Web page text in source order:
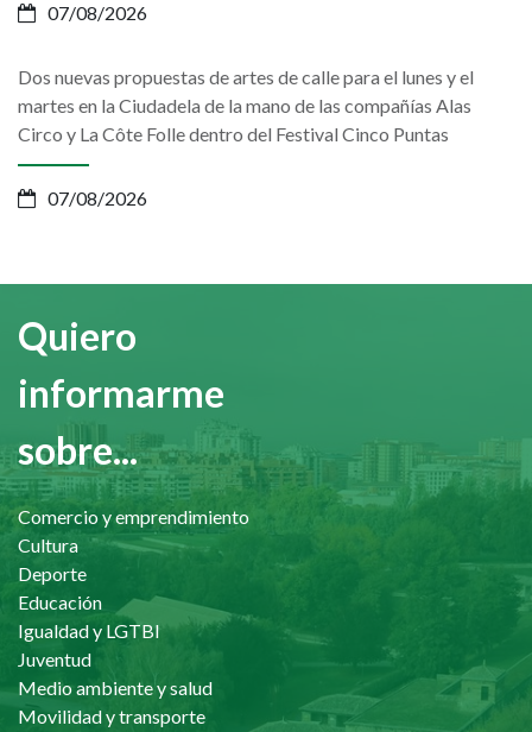
07/08/2026
Dos nuevas propuestas de artes de calle para el lunes y el
martes en la Ciudadela de la mano de las compañías Alas
Circo y La Côte Folle dentro del Festival Cinco Puntas
07/08/2026
Quiero
informarme
sobre...
Comercio y emprendimiento
Cultura
Deporte
Educación
Igualdad y LGTBI
Juventud
Medio ambiente y salud
Movilidad y transporte